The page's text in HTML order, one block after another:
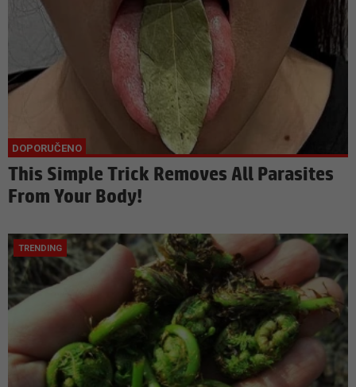
This Simple Trick Removes All Parasites
From Your Body!